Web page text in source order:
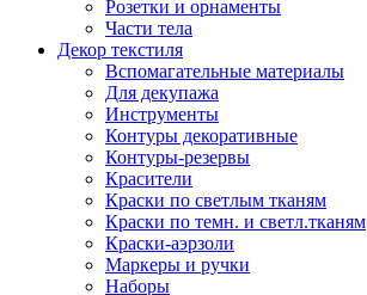
Розетки и орнаменты
Части тела
Декор текстиля
Вспомагательные материалы
Для декупажа
Инструменты
Контуры декоративные
Контуры-резервы
Красители
Краски по светлым тканям
Краски по темн. и светл.тканям
Краски-аэрзоли
Маркеры и ручки
Наборы